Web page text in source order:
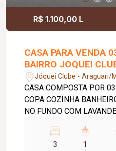
R$ 1.100,00 L
CASA PARA VENDA
BAIRRO JOQUEI
Jóquei Clube - Araguari/
CASA COMPOSTA POR
COPA COZINHA
NO FUNDO COM
NA FRENTE GARAGEM
3
1